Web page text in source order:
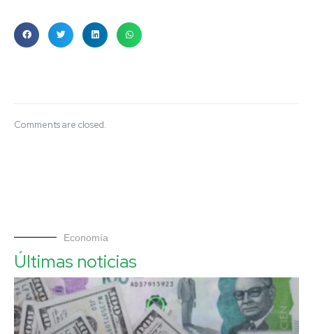
Comments are closed.
Economía
Últimas noticias